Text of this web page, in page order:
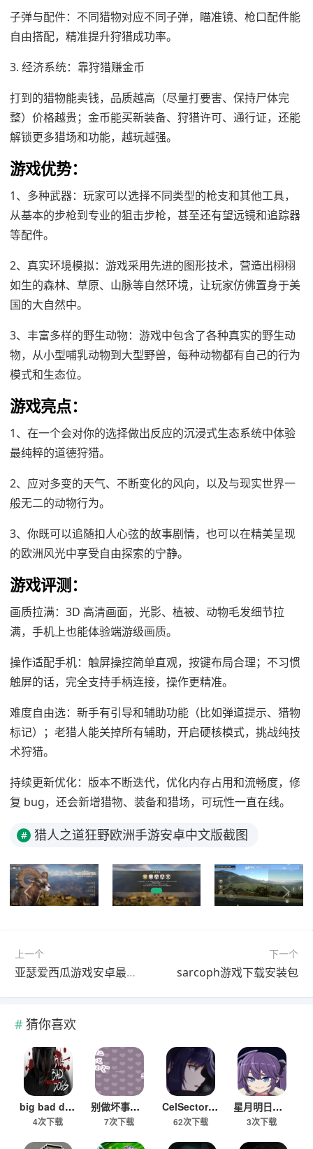
子弹与配件：不同猎物对应不同子弹，瞄准镜、枪口配件能
自由搭配，精准提升狩猎成功率。
3. 经济系统：靠狩猎赚金币
打到的猎物能卖钱，品质越高（尽量打要害、保持尸体完
整）价格越贵；金币能买新装备、狩猎许可、通行证，还能
解锁更多猎场和功能，越玩越强。
游戏优势：
1、多种武器：玩家可以选择不同类型的枪支和其他工具，
从基本的步枪到专业的狙击步枪，甚至还有望远镜和追踪器
等配件。
2、真实环境模拟：游戏采用先进的图形技术，营造出栩栩
如生的森林、草原、山脉等自然环境，让玩家仿佛置身于美
国的大自然中。
3、丰富多样的野生动物：游戏中包含了各种真实的野生动
物，从小型哺乳动物到大型野兽，每种动物都有自己的行为
模式和生态位。
游戏亮点：
1、在一个会对你的选择做出反应的沉浸式生态系统中体验
最纯粹的道德狩猎。
2、应对多变的天气、不断变化的风向，以及与现实世界一
般无二的动物行为。
3、你既可以追随扣人心弦的故事剧情，也可以在精美呈现
的欧洲风光中享受自由探索的宁静。
游戏评测：
画质拉满：3D 高清画面，光影、植被、动物毛发细节拉
满，手机上也能体验端游级画质。
操作适配手机：触屏操控简单直观，按键布局合理；不习惯
触屏的话，完全支持手柄连接，操作更精准。
难度自由选：新手有引导和辅助功能（比如弹道提示、猎物
标记）；老猎人能关掉所有辅助，开启硬核模式，挑战纯技
术狩猎。
持续更新优化：版本不断迭代，优化内存占用和流畅度，修
复 bug，还会新增猎物、装备和猎场，可玩性一直在线。
# 猎人之道狂野欧洲手游安卓中文版截图
上一个
亚瑟爱西瓜游戏安卓最新版
下一个
sarcoph游戏下载安装包
猜你喜欢
big bad dogs游戏汉化版
4次下载
别做坏事哦游戏下载安装汉化版
7次下载
CelSector细胞象限全角色解锁版
62次下载
星月明日奈与地下城游戏下载手机版
3次下载